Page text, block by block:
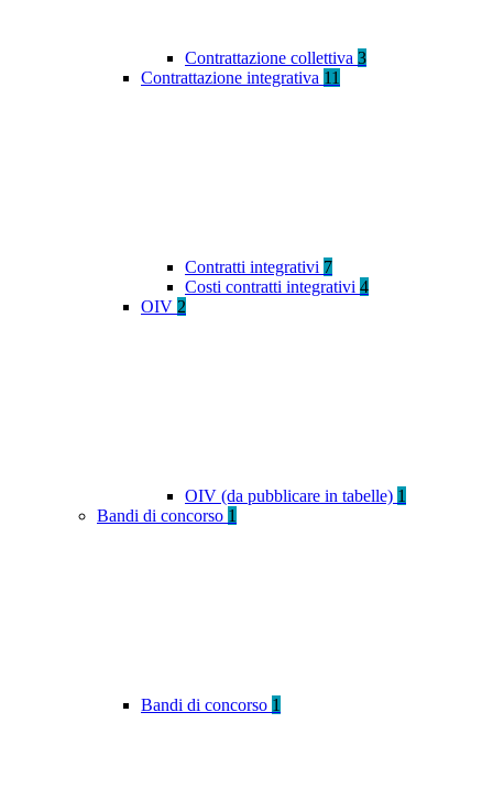
Contrattazione collettiva 3
Contrattazione integrativa 11
Contratti integrativi 7
Costi contratti integrativi 4
OIV 2
OIV (da pubblicare in tabelle) 1
Bandi di concorso 1
Bandi di concorso 1